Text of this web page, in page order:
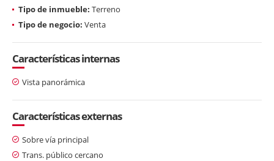
Tipo de inmueble: Terreno
Tipo de negocio: Venta
Características internas
Vista panorámica
Características externas
Sobre vía principal
Trans. público cercano